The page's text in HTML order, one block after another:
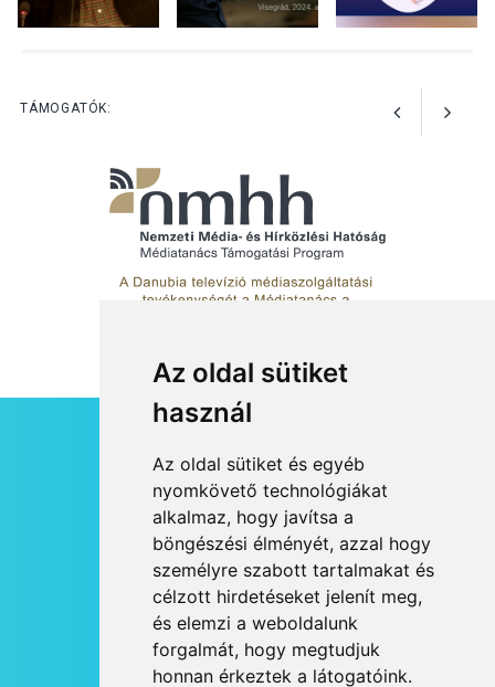
Az oldal sütiket
használ
Az oldal sütiket és egyéb
nyomkövető technológiákat
alkalmaz, hogy javítsa a
böngészési élményét, azzal hogy
személyre szabott tartalmakat és
célzott hirdetéseket jelenít meg,
és elemzi a weboldalunk
forgalmát, hogy megtudjuk
honnan érkeztek a látogatóink.
KÖZÉLET 2026 AUG 04
TÁMOGATÓK:
RSS
JOGI NYILATKOZAT
KAPCSOLAT
OLDALTÉRKÉP
IMPRESSZUM
HÍR BEKÜLDÉSE